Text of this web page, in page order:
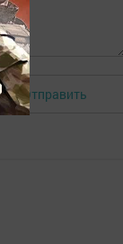
Отправить